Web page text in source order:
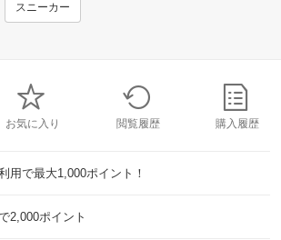
スニーカー
お気に入り 閲覧履歴 購入履歴
用で最大1,000ポイント！
2,000ポイント